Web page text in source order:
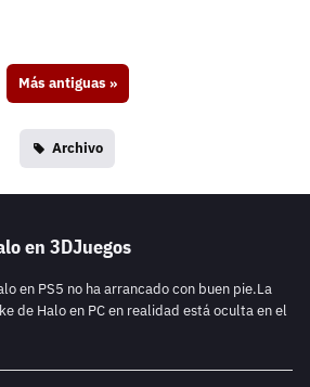
Más antiguas »
Archivo
en 3DJuegos
en PS5 no ha arrancado con buen pie.La
de Halo en PC en realidad está oculta en el